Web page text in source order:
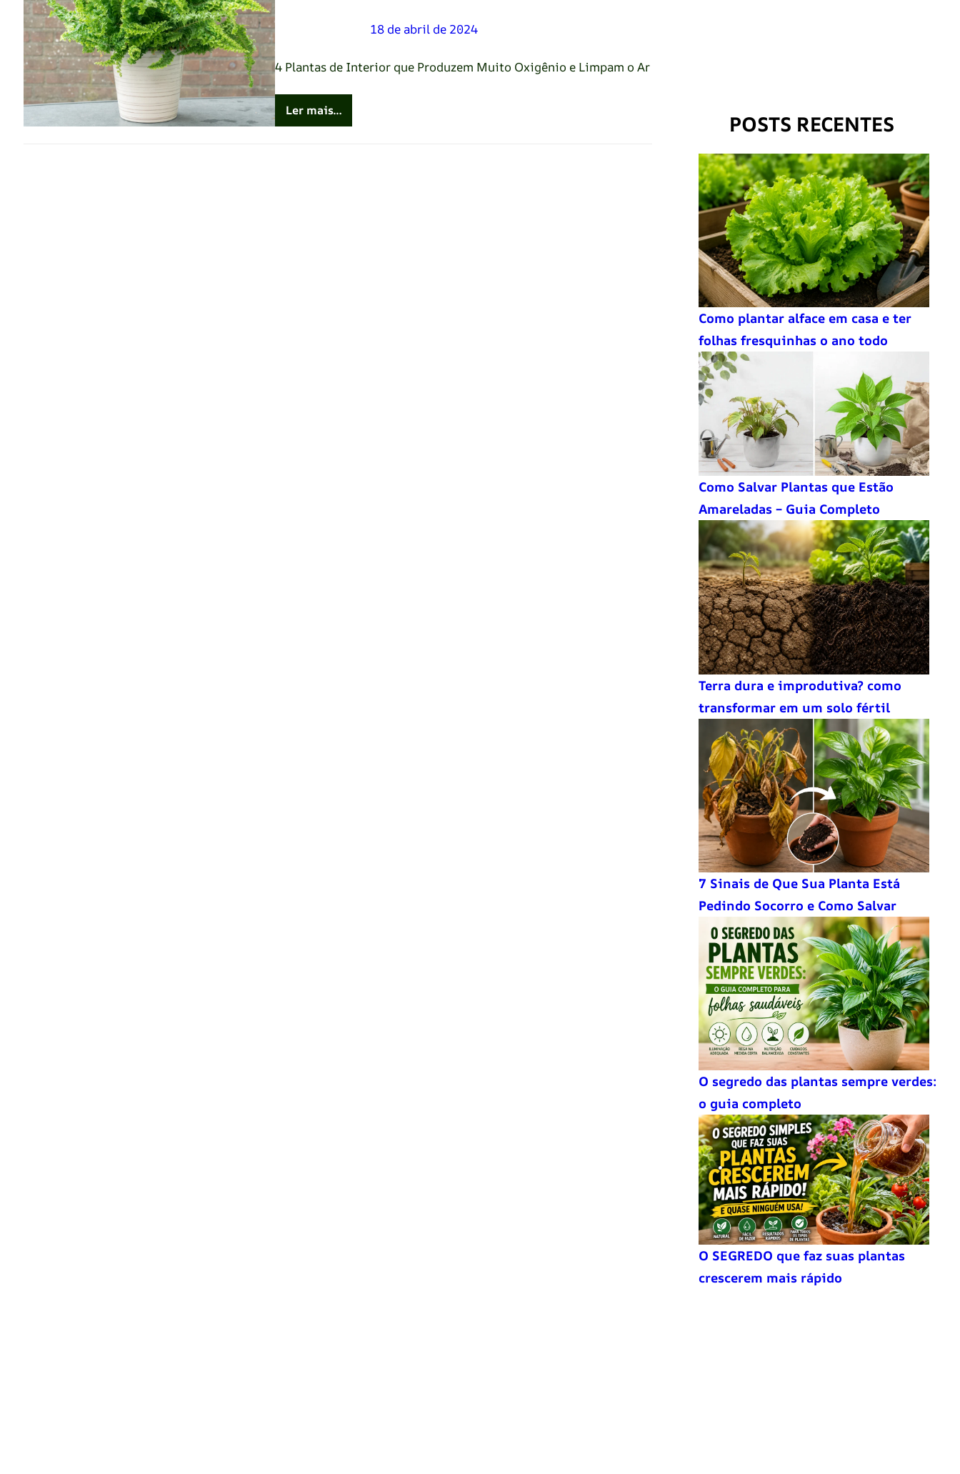
Renato Oliveira 18 de abril de 2024
4 Plantas de Interior que Produzem Muito Oxigênio e Limpam o Ar
Ler mais… POSTS RECENTES
Como plantar alface em casa e ter
folhas fresquinhas o ano todo
Como Salvar Plantas que Estão
Amareladas – Guia Completo
Terra dura e improdutiva? como
transformar em um solo fértil
7 Sinais de Que Sua Planta Está
Pedindo Socorro e Como Salvar
O segredo das plantas sempre verdes:
o guia completo
O SEGREDO que faz suas plantas
crescerem mais rápido